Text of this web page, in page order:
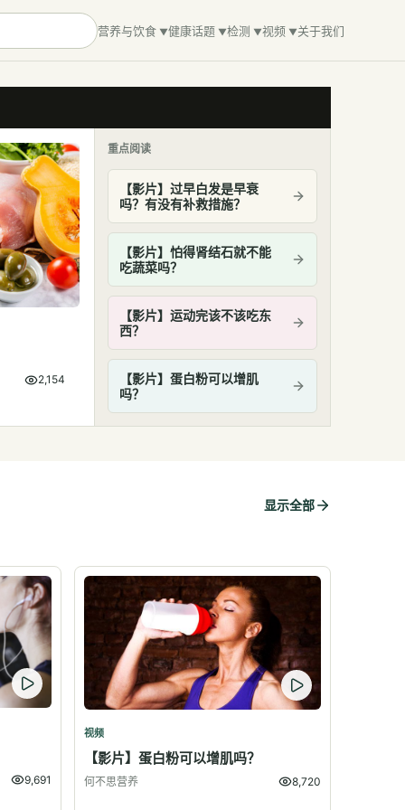
营养与饮食 健康话题 检测 视频 关于我们
2,154
重点阅读
【影片】过早白发是早衰
吗？有没有补救措施？
【影片】怕得肾结石就不能
吃蔬菜吗？
【影片】运动完该不该吃东
西？
【影片】蛋白粉可以增肌
吗？
显示全部
9,691
视频
【影片】蛋白粉可以增肌吗？
何不思营养 8,720